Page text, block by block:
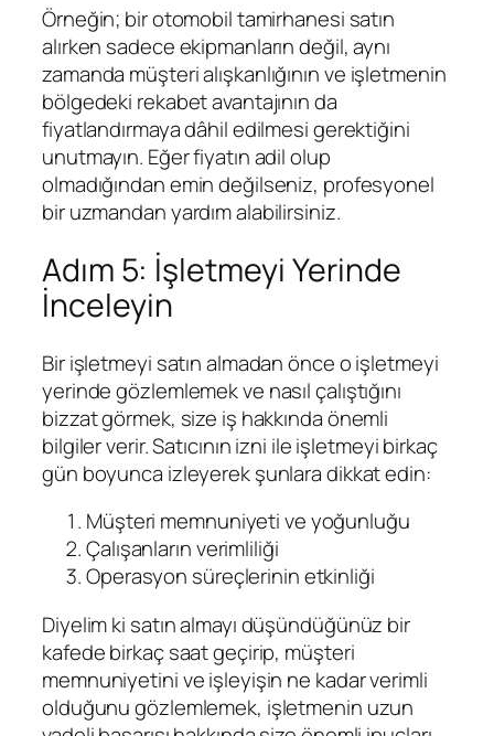
Örneğin; bir otomobil tamirhanesi satın
alırken sadece ekipmanların değil, aynı
zamanda müşteri alışkanlığının ve işletmenin
bölgedeki rekabet avantajının da
fiyatlandırmaya dâhil edilmesi gerektiğini
unutmayın. Eğer fiyatın adil olup
olmadığından emin değilseniz, profesyonel
bir uzmandan yardım alabilirsiniz.
Adım 5: İşletmeyi Yerinde
İnceleyin
Bir işletmeyi satın almadan önce o işletmeyi
yerinde gözlemlemek ve nasıl çalıştığını
bizzat görmek, size iş hakkında önemli
bilgiler verir. Satıcının izni ile işletmeyi birkaç
gün boyunca izleyerek şunlara dikkat edin:
Müşteri memnuniyeti ve yoğunluğu
Çalışanların verimliliği
Operasyon süreçlerinin etkinliği
Diyelim ki satın almayı düşündüğünüz bir
kafede birkaç saat geçirip, müşteri
memnuniyetini ve işleyişin ne kadar verimli
olduğunu gözlemlemek, işletmenin uzun